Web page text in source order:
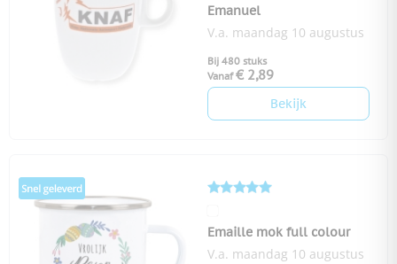
Emanuel
V.a. maandag 10 augustus
Bij 480 stuks
Vanaf € 2,89
Bekijk
Emaille mok full colour
V.a. maandag 10 augustus